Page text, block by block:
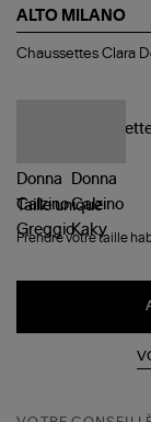
ALTO MILANO
Chaussettes
Chaussettes Clara
Tailleunique
Prendre votre taille